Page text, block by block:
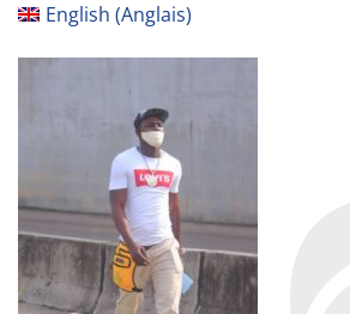
English (Anglais)